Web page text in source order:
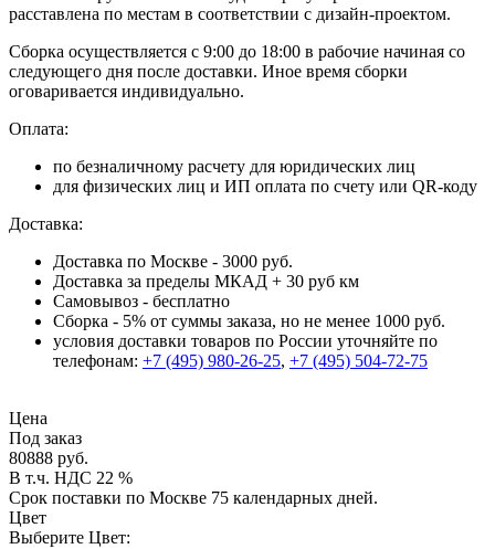
расставлена по местам в соответствии с дизайн-проектом.
Сборка осуществляется с 9:00 до 18:00 в рабочие начиная со
следующего дня после доставки. Иное время сборки
оговаривается индивидуально.
Оплата:
по безналичному расчету для юридических лиц
для физических лиц и ИП оплата по счету или QR-коду
Доставка:
Доставка по Москве - 3000 руб.
Доставка за пределы МКАД + 30 руб км
Самовывоз - бесплатно
Сборка - 5% от суммы заказа, но не менее 1000 руб.
условия доставки товаров по России уточняйте по
телефонам: +7 (495) 980-26-25, +7 (495) 504-72-75
Цена
Под заказ
80888 руб.
В т.ч. НДС 22 %
Срок поставки по Москве 75 календарных дней.
Цвет
Выберите Цвет: